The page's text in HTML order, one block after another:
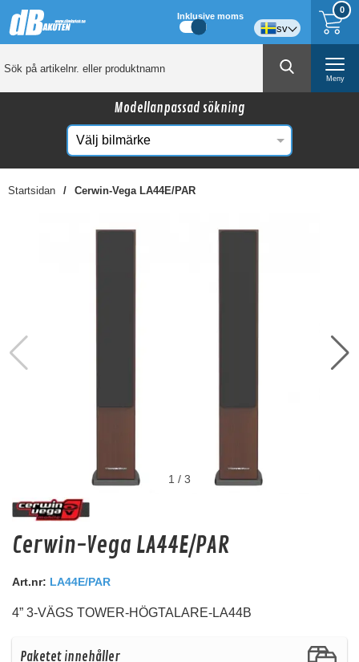
0
Inklusive moms
sv
Meny
Modellanpassad sökning
Startsidan Cerwin-Vega LA44E/PAR
Audio System Z-EVO 0.5M EXT
0,5m RCA förlängning
Snabblager 1-3 dagar
1 / 3
Cerwin-Vega LA44E/PAR
Art.nr: LA44E/PAR
4” 3-VÄGS TOWER-HÖGTALARE-LA44B
Paketet innehåller